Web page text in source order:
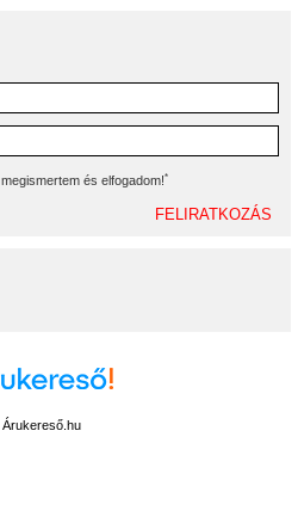
megismertem és elfogadom!*
Árukereső.hu